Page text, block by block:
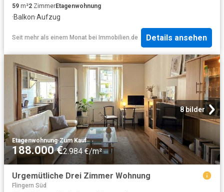
59 m²2 ZimmerEtagenwohnung
·Balkon·Aufzug
Seit mehr als einem Monat bei Immobilien.de Details ansehen
8 bilder
Etagenwohnung·Zum Kauf
188.000 €2.984 €/m²
Urgemütliche Drei Zimmer Wohnung
Flingern Süd